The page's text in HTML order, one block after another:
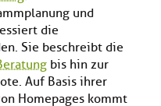
und
die
Sie beschreibt die
bis hin zur
Auf Basis ihrer
Homepages kommt